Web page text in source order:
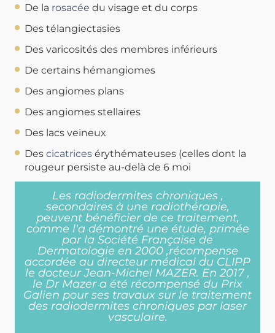
De la rosacée du visage et du corps
Des télangiectasies
Des varicosités des membres inférieurs
De certains hémangiomes
Des angiomes plans
Des angiomes stellaires
Des lacs veineux
Des cicatrices érythémateuses (celles dont la
rougeur persiste au-delà de 6 moi
Les radiodermites chroniques ,
secondaires à une radiothérapie,
peuvent bénéficier de ce traitement,
comme l'a démontré une étude, primée
par la Société Française de
Dermatologie en 2000 ,récompense
accordée au directeur médical du CLIPP
le docteur Jean-Michel MAZER. En 2017 ,
le Dr Mazer a été récompensé du Prix
Galien pour ses travaux sur le traitement
des radiodermites chroniques par laser
vasculaire.